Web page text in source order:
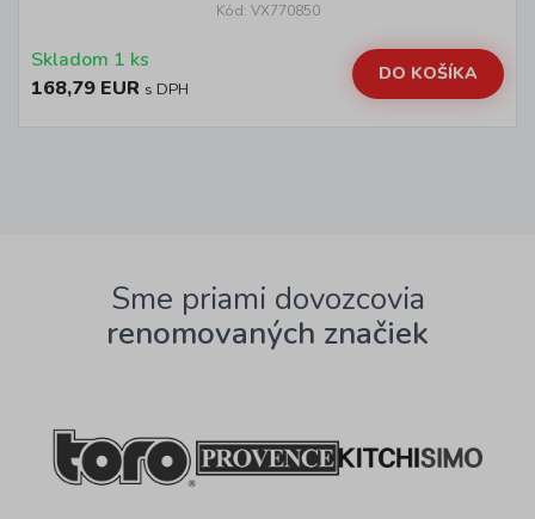
Kód: VX770850
Skladom 1 ks
168,79 EUR s DPH
DO KOŠÍKA
Sme priami dovozcovia
renomovaných značiek